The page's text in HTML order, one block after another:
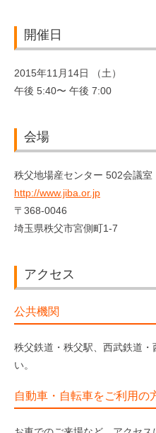
開催日
2015年11月14日 （土）
午後 5:40〜 午後 7:00
会場
秩父地場産センター 502会議室
http://www.jiba.or.jp
〒368-0046
埼玉県秩父市宮側町1-7
アクセス
公共機関
秩父鉄道・秩父駅、西武鉄道
い。
自動車・自転車をご利用の